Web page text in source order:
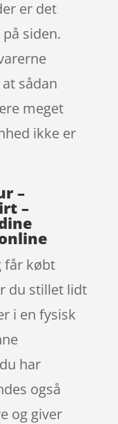
er det
siden.
sådan
meget
ikke er
–
–
får købt
du stillet lidt
i en fysisk
har
også
og giver